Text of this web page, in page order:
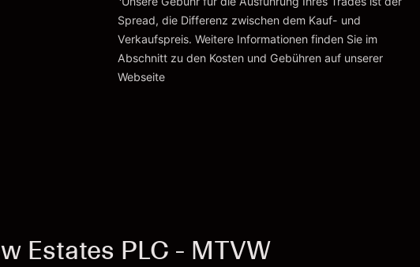
Zur Plattform
Kosten und Gebühren
Spread, die Differenz zwischen dem Kauf- und
Verkaufspreis. Weitere Informationen finden Sie im
Abschnitt zu den Kosten und Gebühren auf unserer
Webseite
Estates PLC - MTVW